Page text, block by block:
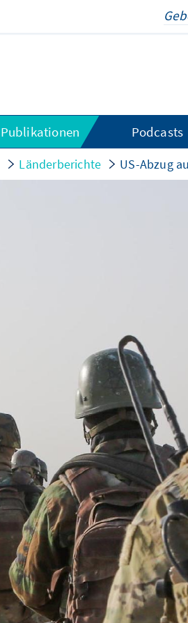
Podcasts
Länderberichte US-Abzug